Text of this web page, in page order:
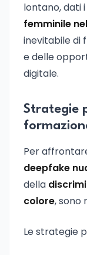
lontano, dati
femminile
inevitabile di
e delle
digitale.
Strategie
Per
deepfake
della
colore, sono
Le strategie